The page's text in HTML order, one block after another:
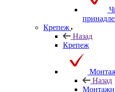
Крепеж
Назад
Крепеж
Назад